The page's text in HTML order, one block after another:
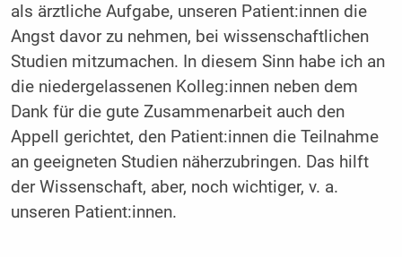
als ärztliche Aufgabe, unseren Patient:innen die
Angst davor zu nehmen, bei wissenschaftlichen
Studien mitzumachen. In diesem Sinn habe ich an
die niedergelassenen Kolleg:innen neben dem
Dank für die gute Zusammenarbeit auch den
Appell gerichtet, den Patient:innen die Teilnahme
an geeigneten Studien näherzubringen. Das hilft
der Wissenschaft, aber, noch wichtiger, v. a.
unseren Patient:innen.